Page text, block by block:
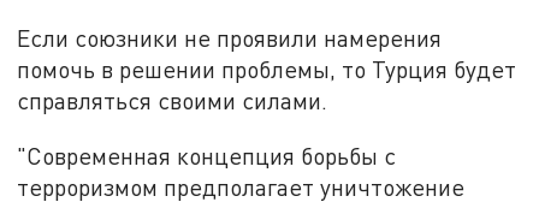
Если союзники не проявили намерения
помочь в решении проблемы, то Турция будет
справляться своими силами.
"Современная концепция борьбы с
терроризмом предполагает уничтожение